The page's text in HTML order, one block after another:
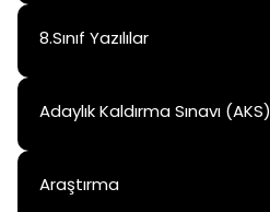
8.Sınıf Yazılılar
Adaylık Kaldırma Sınavı (AKS)
Araştırma